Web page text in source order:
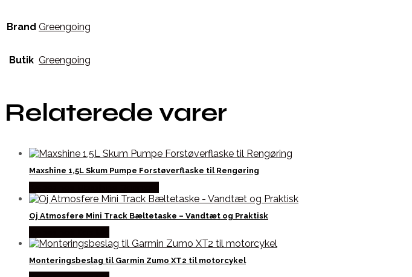
Brand Greengoing
Butik Greengoing
Relaterede varer
Maxshine 1,5L Skum Pumpe Forstøverflaske til Rengøring
Oj Atmosfere Mini Track Bæltetaske – Vandtæt og Praktisk
Monteringsbeslag til Garmin Zumo XT2 til motorcykel